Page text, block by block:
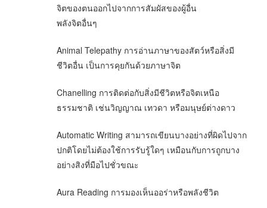
จิตของตนออกไปจากการสัมผัสของผู้อื่น
พลังจิตอื่นๆ
Animal Telepathy การอ่านภาษาของสัตว์หรือสิ่งมี
ชีวิตอื่น เป็นการคุยกันด้วยภาษาจิต
Chanelling การติดต่อกับสิ่งมีชีวิตหรือจิตเหนือ
ธรรมชาติ เช่นวิญญาณ เทวดา หรือมนุษย์ต่างดาว
Automatic Writing สามารถเขียนบางอย่างที่ผิดไปจาก
ปกติโดยไม่ต้องใช้การรับรู้ใดๆ เหมือนกับการถูกบาง
อย่างสิงที่มือไปชั่วขณะ
Aura Reading การมองเห็นออร่าหรือพลังชีวิต